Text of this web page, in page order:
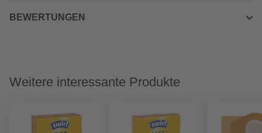
BEWERTUNGEN
Weitere interessante Produkte